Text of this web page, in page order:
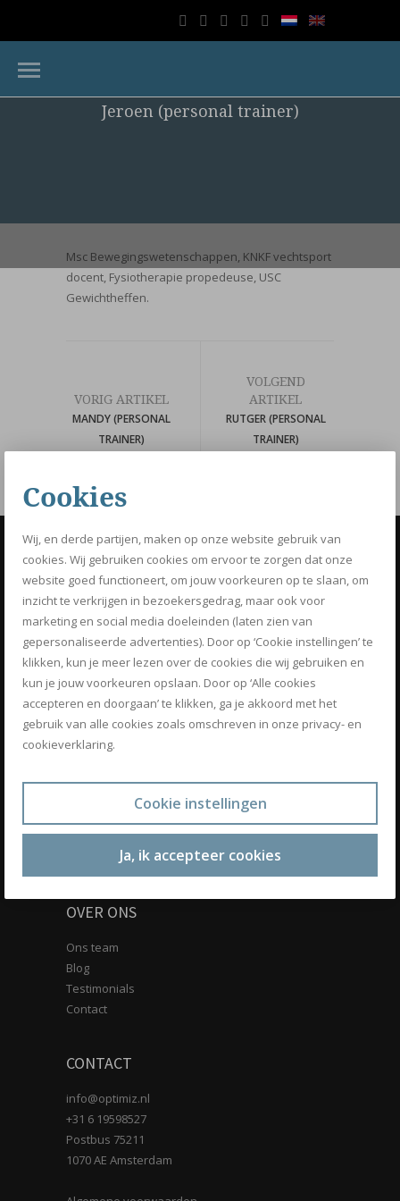
Cookies
Wij, en derde partijen, maken op onze website gebruik van
cookies. Wij gebruiken cookies om ervoor te zorgen dat onze
website goed functioneert, om jouw voorkeuren op te slaan, om
inzicht te verkrijgen in bezoekersgedrag, maar ook voor
marketing en social media doeleinden (laten zien van
gepersonaliseerde advertenties). Door op ‘Cookie instellingen’ te
klikken, kun je meer lezen over de cookies die wij gebruiken en
kun je jouw voorkeuren opslaan. Door op ‘Alle cookies
accepteren en doorgaan’ te klikken, ga je akkoord met het
gebruik van alle cookies zoals omschreven in onze privacy- en
cookieverklaring.
Cookie instellingen
Ja, ik accepteer cookies
Jeroen (personal trainer)
Msc Bewegingswetenschappen, KNKF vechtsport
docent, Fysiotherapie propedeuse, USC
Gewichtheffen.
VORIG ARTIKEL
MANDY (PERSONAL
TRAINER)
VOLGEND
ARTIKEL
RUTGER (PERSONAL
TRAINER)
OPTIMIZ
Know how to be fit
BOEK NU JE GRATIS PERSONAL
TRAINING
SCHRIJF IN VOOR ONZE NIEUWSBRIEF
DIENSTEN
Voedingsadvies
Groepstraining
OVER ONS
Ons team
Blog
Testimonials
Contact
CONTACT
info@optimiz.nl
+31 6 19598527
Postbus 75211
1070 AE Amsterdam